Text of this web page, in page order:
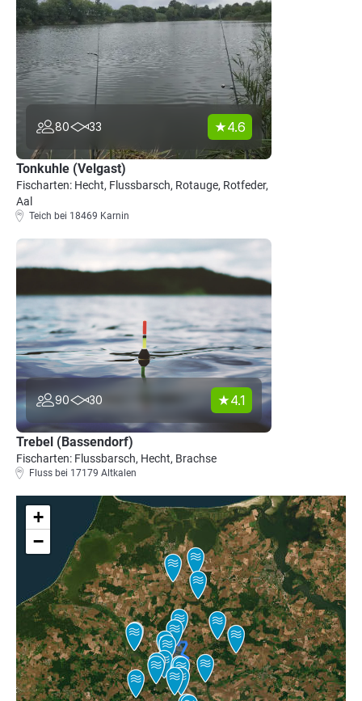
80 33 4.6
Tonkuhle (Velgast)
Fischarten: Hecht, Flussbarsch, Rotauge, Rotfeder,
Aal
Teich bei 18469 Karnin
90 30 4.1
Trebel (Bassendorf)
Fischarten: Flussbarsch, Hecht, Brachse
Fluss bei 17179 Altkalen
+
−